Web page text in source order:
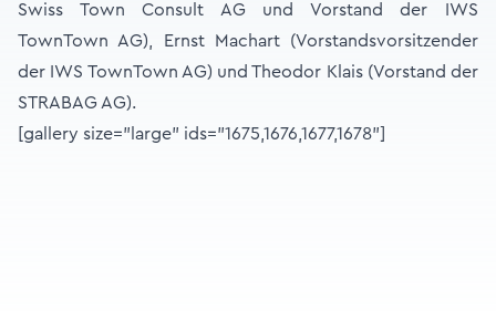
Swiss Town Consult AG und Vorstand der IWS
TownTown AG), Ernst Machart (Vorstandsvorsitzender
der IWS TownTown AG) und Theodor Klais (Vorstand der
STRABAG AG).
[gallery size="large" ids="1675,1676,1677,1678"]